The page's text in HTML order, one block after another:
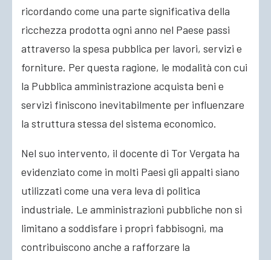
ricordando come una parte significativa della
ricchezza prodotta ogni anno nel Paese passi
attraverso la spesa pubblica per lavori, servizi e
forniture. Per questa ragione, le modalità con cui
la Pubblica amministrazione acquista beni e
servizi finiscono inevitabilmente per influenzare
la struttura stessa del sistema economico.
Nel suo intervento, il docente di Tor Vergata ha
evidenziato come in molti Paesi gli appalti siano
utilizzati come una vera leva di politica
industriale. Le amministrazioni pubbliche non si
limitano a soddisfare i propri fabbisogni, ma
contribuiscono anche a rafforzare la